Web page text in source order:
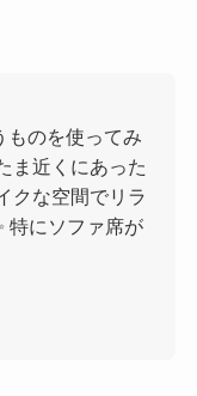
ものを使ってみ
ま近くにあった
クな空間でリラ
特にソファ席が